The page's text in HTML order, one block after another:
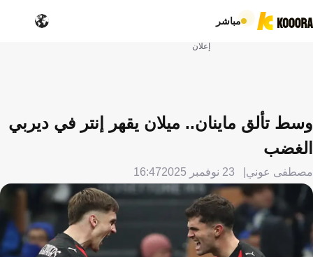
مباشر
إعلان
وسط تألق ماينان.. ميلان يقهر إنتر في ديربي
الغضب
مصطفى عوني 23 نوفمبر 2025 16:47